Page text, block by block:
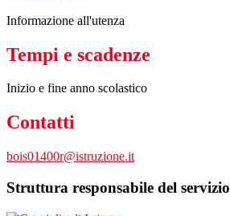
Informazione all'utenza
Tempi e scadenze
Inizio e fine anno scolastico
Contatti
bois01400r@istruzione.it
Struttura responsabile del servizio